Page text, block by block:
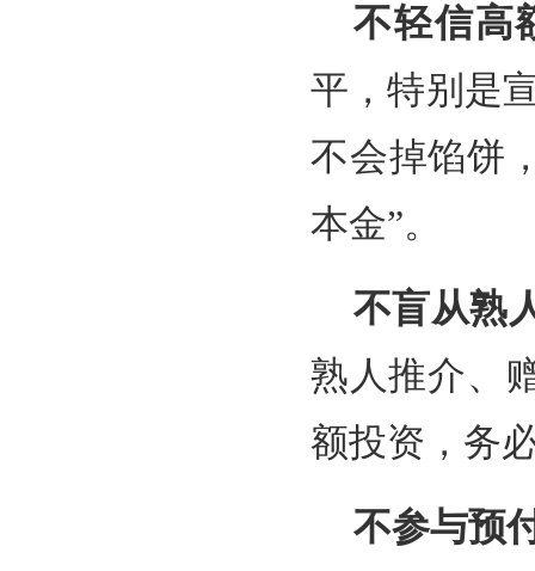
不轻信高
平，特别是
不会掉馅饼
本金”。
不盲从熟
熟人推介、
额投资，务
不参与预